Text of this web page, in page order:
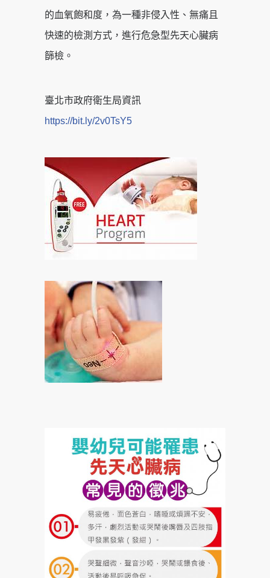
的血氧飽和度，為一種非侵入性、無痛且
快速的檢測方式，進行危急型先天心臟病
篩檢。
臺北市政府衛生局資訊
https://bit.ly/2v0TsY5